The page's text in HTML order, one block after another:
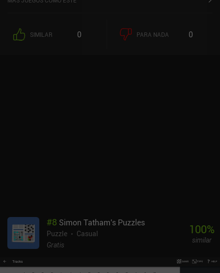
SIMILAR 0 PARA NADA 0
#8 Simon Tatham's Puzzles
Puzzle
Casual
Gratis
100%
similar